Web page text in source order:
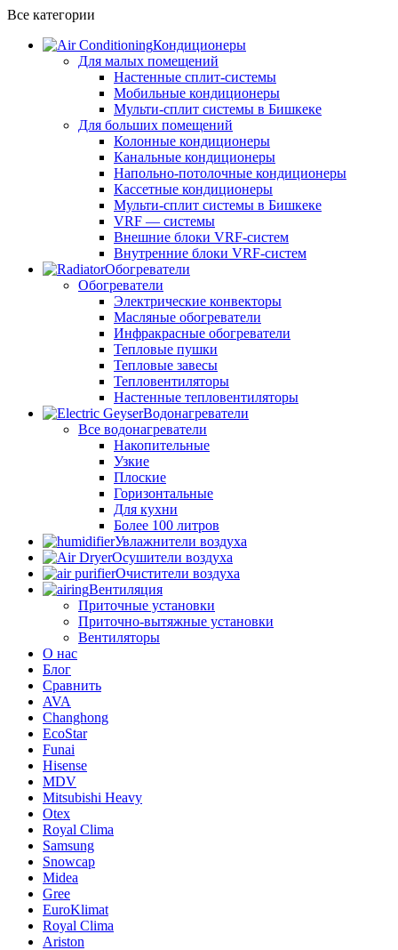
Все категории
Кондиционеры
Для малых помещений
Настенные сплит-системы
Мобильные кондиционеры
Мульти-сплит системы в Бишкеке
Для больших помещений
Колонные кондиционеры
Канальные кондиционеры
Напольно-потолочные кондиционеры
Кассетные кондиционеры
Мульти-сплит системы в Бишкеке
VRF — системы
Внешние блоки VRF-систем
Внутренние блоки VRF-систем
Обогреватели
Обогреватели
Электрические конвекторы
Масляные обогреватели
Инфракрасные обогреватели
Тепловые пушки
Тепловые завесы
Тепловентиляторы
Настенные тепловентиляторы
Водонагреватели
Все водонагреватели
Накопительные
Узкие
Плоские
Горизонтальные
Для кухни
Более 100 литров
Увлажнители воздуха
Осушители воздуха
Очистители воздуха
Вентиляция
Приточные установки
Приточно-вытяжные установки
Вентиляторы
О нас
Блог
Сравнить
AVA
Changhong
EcoStar
Funai
Hisense
MDV
Mitsubishi Heavy
Otex
Royal Clima
Samsung
Snowcap
Midea
Gree
EuroKlimat
Royal Clima
Ariston